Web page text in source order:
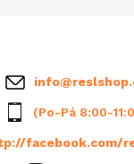
info@
(Po-Pá 8:00-
facebook.com/